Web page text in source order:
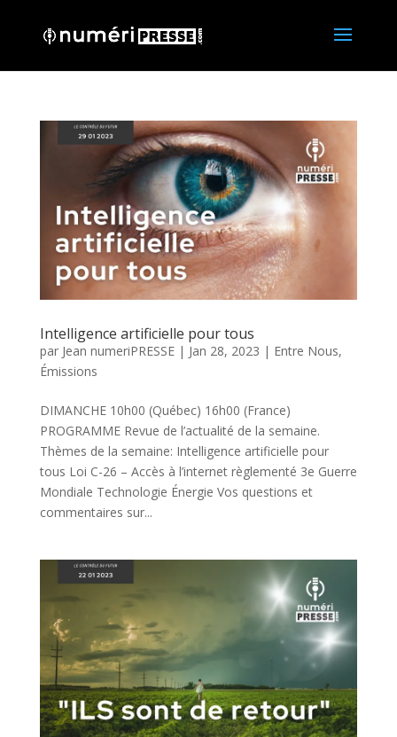
Intelligence artificielle pour tous
par Jean numeriPRESSE| Jan 28, 2023 | Entre Nous,
Émissions
DIMANCHE 10h00 (Québec) 16h00 (France)
PROGRAMME Revue de l’actualité de la semaine.
Thèmes de la semaine: Intelligence artificielle pour
tous Loi C-26 – Accès à l’internet règlementé 3e Guerre
Mondiale Technologie Énergie Vos questions et
commentaires sur...